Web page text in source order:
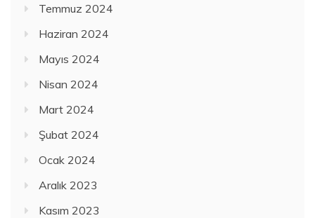
Temmuz 2024
Haziran 2024
Mayıs 2024
Nisan 2024
Mart 2024
Şubat 2024
Ocak 2024
Aralık 2023
Kasım 2023